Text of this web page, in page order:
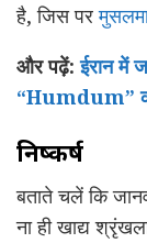
है, जिस पर
और पढ़ें:ईरान में
“Humdum” को
निष्कर्ष
बताते चलें कि
ना ही खाद्य